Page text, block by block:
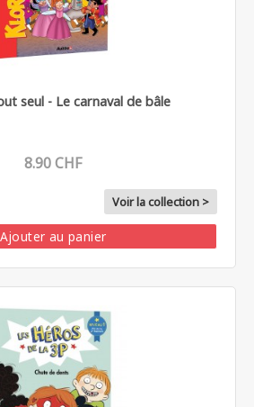
seul - Le carnaval de bâle
8.90 CHF
Voir la collection >
Ajouter au panier